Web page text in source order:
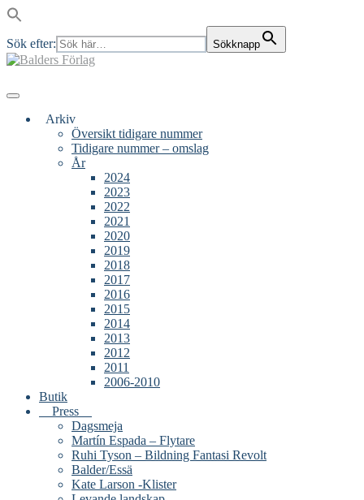
Sök efter: Sökknapp
Skip
Menu
Arkiv
Översikt tidigare nummer
Tidigare nummer – omslag
År
2024
2023
2022
2021
2020
2019
2018
2017
2016
2015
2014
2013
2012
2011
2006-2010
Butik
Press
Dagsmeja
Martín Espada – Flytare
Ruhi Tyson – Bildning Fantasi Revolt
Balder/Essä
Kate Larson -Klister